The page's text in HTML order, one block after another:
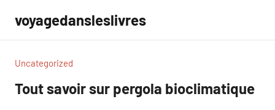
contenu
voyagedansleslivres
Uncategorized
Tout savoir sur pergola bioclimatique